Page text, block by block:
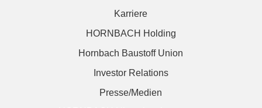
Karriere
HORNBACH Holding
Hornbach Baustoff Union
Investor Relations
Presse/Medien